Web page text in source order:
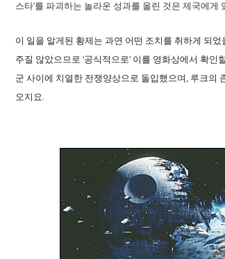
스타'를 파괴하는 놀라운 성과를 올린 것은 제국에게
이 일을 알게된 황제는 과연 어떤 조치를 취하게 되
주질 않았으므로 '공식적으로' 이를 영화상에서 확인
군 사이에 치열한 전쟁양상으로 돌입했으며, 루크의
오지요.